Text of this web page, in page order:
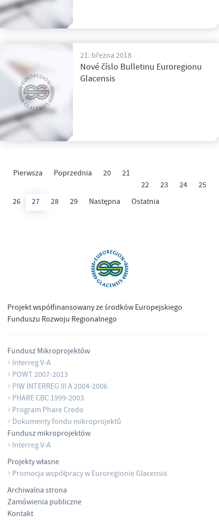
21. března 2018
Nové číslo Bulletinu Euroregionu
Glacensis
Pierwsza Poprzednia 20
21
22
23 24
25
26
27 28 29 Następna Ostatnia
Projekt współfinansowany ze środków Europejskiego
Funduszu Rozwoju Regionalnego
Fundusz Mikroprojektów
Interreg V-A
POWT 2007-2013
PIW INTERREG III A 2004-2006
PHARE CBC 1999-2003
Program Phare Credo
Dokumenty fondu mikroprojektů
Fundusz mikroprojektów
Interreg V-A
Projekty własne
Promocja współpracy w Euroregionie Glacensis
Archiwalna strona
Zamówienia publiczne
Kontakt